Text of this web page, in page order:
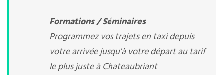
Formations / Séminaires
Programmez vos trajets en taxi depuis
votre arrivée jusqu'à votre départ au tarif
le plus juste à Chateaubriant